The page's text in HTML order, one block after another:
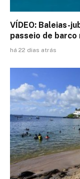
VÍDEO: Baleias-
passeio de barco
há 22 dias atrás